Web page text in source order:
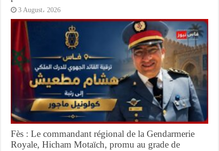
3 August، 2026
Fès : Le commandant régional de la Gendarmerie
Royale, Hicham Motaïch, promu au grade de